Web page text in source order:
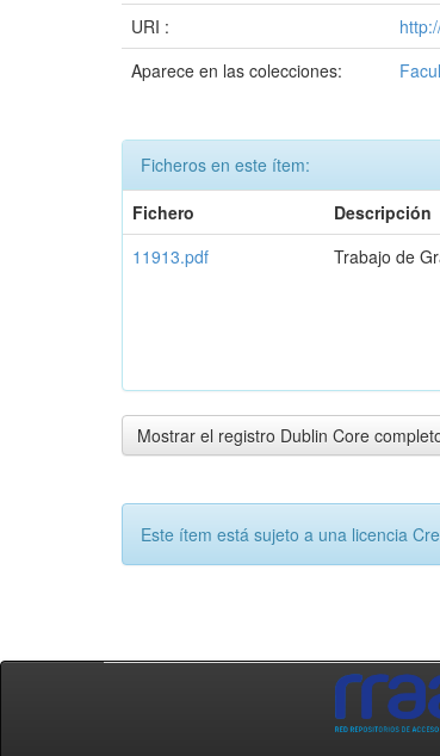
URI :
Aparece en las colecciones:
Ficheros en este ítem:
Fichero
Descripción
11913.pdf
Trabajo de
Mostrar el registro Dublin Core
Este ítem está sujeto a una licencia